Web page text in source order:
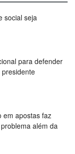
social seja
para defender
em apostas faz
além da